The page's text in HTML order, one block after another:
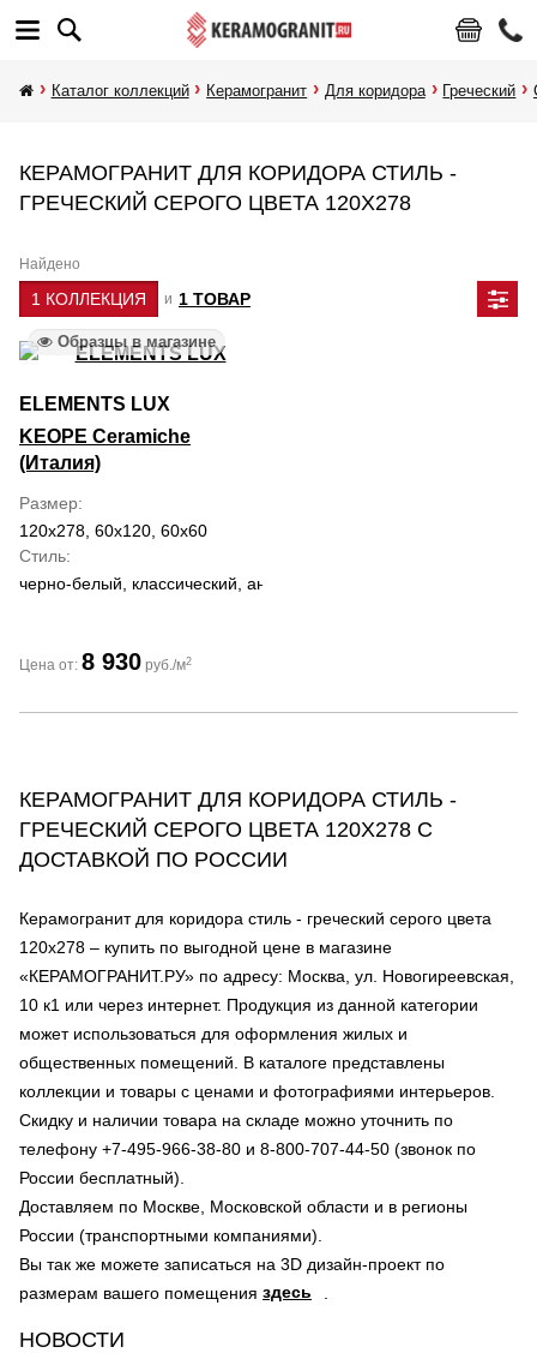
Каталог коллекций Керамогранит Для коридора Греческий
КЕРАМОГРАНИТ ДЛЯ КОРИДОРА СТИЛЬ -
ГРЕЧЕСКИЙ СЕРОГО ЦВЕТА 120Х278
Найдено
1 КОЛЛЕКЦИЯ и 1 ТОВАР
Образцы в магазине
ELEMENTS LUX
KEOPE Ceramiche
(Италия)
Размер
120x278, 60x120, 60x60
Стиль
черно-белый, классический, античный
Цена от: 8 930 руб./м2
КЕРАМОГРАНИТ ДЛЯ КОРИДОРА СТИЛЬ -
ГРЕЧЕСКИЙ СЕРОГО ЦВЕТА 120Х278 С
ДОСТАВКОЙ ПО РОССИИ
Керамогранит для коридора стиль - греческий серого цвета
120х278 – купить по выгодной цене в магазине
«КЕРАМОГРАНИТ.РУ» по адресу: Москва, ул. Новогиреевская,
10 к1 или через интернет. Продукция из данной категории
может использоваться для оформления жилых и
общественных помещений. В каталоге представлены
коллекции и товары с ценами и фотографиями интерьеров.
Скидку и наличии товара на складе можно уточнить по
телефону +7-495-966-38-80 и 8-800-707-44-50 (звонок по
России бесплатный).
Доставляем по Москве, Московской области и в регионы
России (транспортными компаниями).
Вы так же можете записаться на 3D дизайн-проект по
размерам вашего помещения здесь
НОВОСТИ